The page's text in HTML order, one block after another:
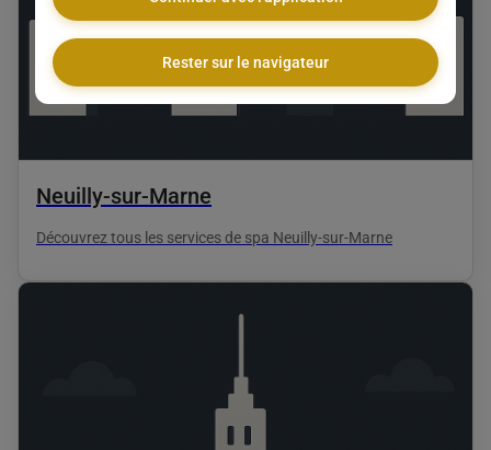
Neuilly-sur-Marne
Découvrez tous les services de spa Neuilly-sur-Marne
Rester sur le navigateur